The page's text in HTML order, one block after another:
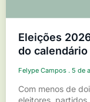
Eleições
do
Felype Campos 5 de
Com menos de
eleitores,